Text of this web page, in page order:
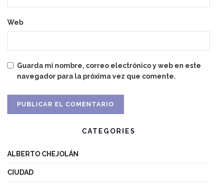
Web
Guarda mi nombre, correo electrónico y web en este
navegador para la próxima vez que comente.
CATEGORIES
ALBERTO CHEJOLÁN
CIUDAD